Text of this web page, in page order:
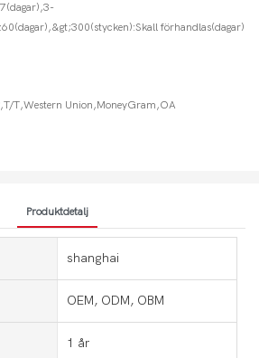
förhandlas(dagar)
T,Western Union,MoneyGram,OA
Produktdetalj
shanghai
OEM, ODM, OBM
1 år